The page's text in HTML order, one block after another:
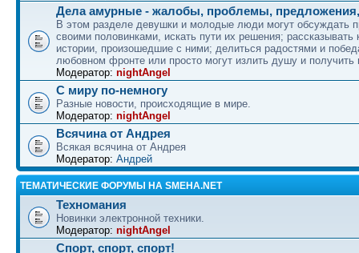
Дела амурные - жалобы, проблемы,
В этом разделе девушки и молодые люди могут обсуждать
своими половинками, искать пути их решения; рассказывать
истории, произошедшие с ними; делиться радостями и
любовном фронте или просто могут излить душу и получить
Модератор: nightAngel
С миру по-немногу
Разные новости, происходящие в мире.
Модератор: nightAngel
Всячина от Андрея
Всякая всячина от Андрея
Модератор: Андрей
ТЕМАТИЧЕСКИЕ ФОРУМЫ НА SMEHA.NET
Техномания
Новинки электронной техники.
Модератор: nightAngel
Спорт, спорт, спорт!